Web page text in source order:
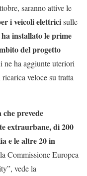
saranno attive le
i veicoli elettricisulle
installato le prime
del progetto
ne ha aggiunte uteriori
veloce su tratta
prevede
extraurbane, di 200
e le altre 20 in
Commissione Europea
vede la